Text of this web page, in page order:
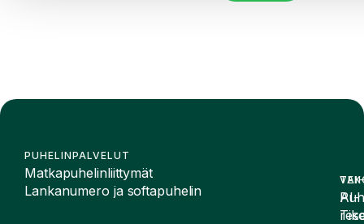
PUHELINPALVELUT
Matkapuhelinliittymät
Lankanumero ja softapuhelin
AI-